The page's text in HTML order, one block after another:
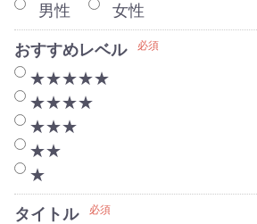
男性
女性
おすすめレベル 必須
★★★★★
★★★★
★★★
★★
★
タイトル 必須